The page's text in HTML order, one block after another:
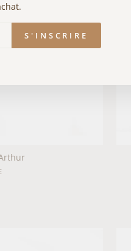
S'INSCRIRE